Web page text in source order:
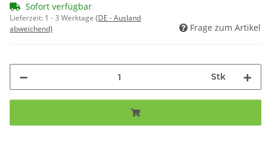
Sofort verfügbar
Lieferzeit: 1 - 3 Werktage (DE - Ausland
abweichend)
Frage zum Artikel
Stk